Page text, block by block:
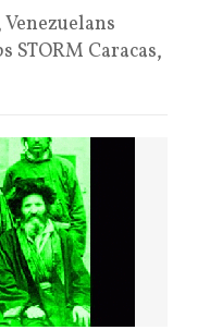
STORM Caracas,